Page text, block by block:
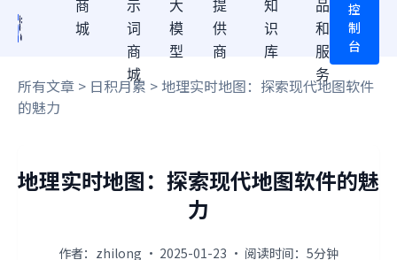
商
城
示
词
商
城
大
模
型
提
供
商
知
识
库
品
和
服
务
控
制
台
所有文章 > 日积月累 > 地理实时地图：探索现代地图软件
的魅力
地理实时地图：探索现代地图软件的魅
力
作者：zhilong · 2025-01-23 · 阅读时间：5分钟